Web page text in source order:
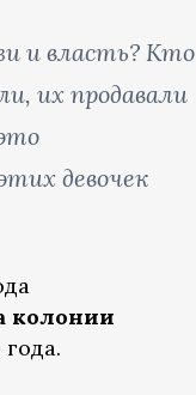
и власть? Кто
их продавали
девочек
колонии